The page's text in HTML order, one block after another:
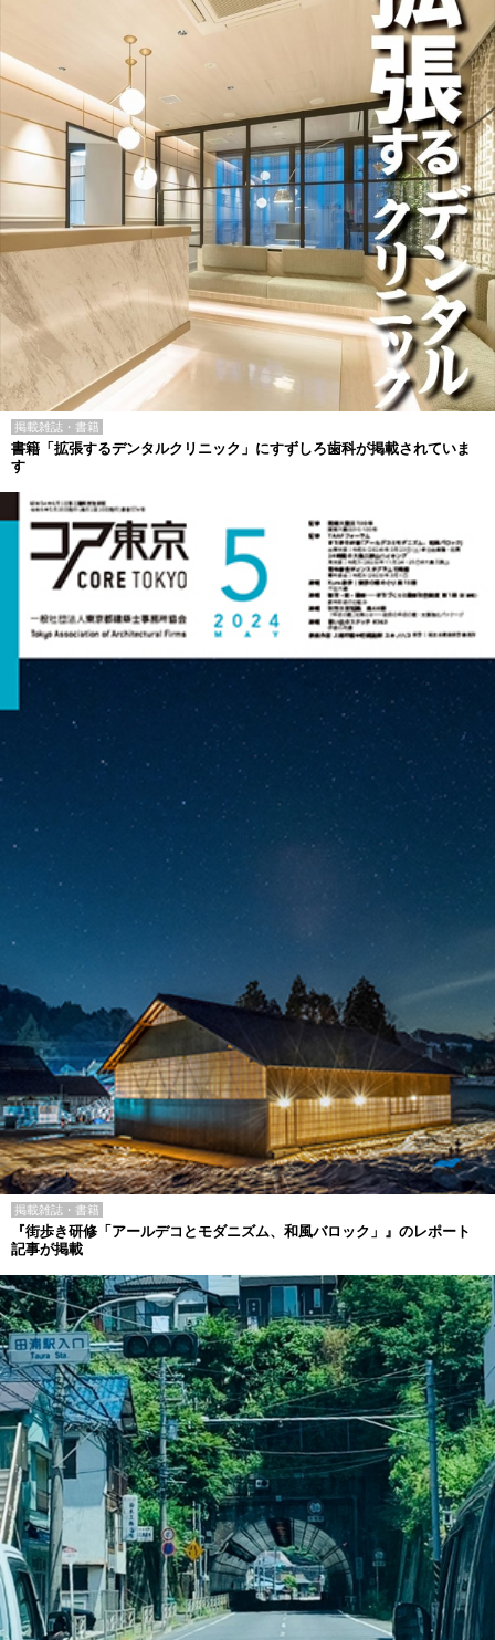
掲載雑誌・書籍
書籍「拡張するデンタルクリニック」にすずしろ歯科が掲載されていま
す
掲載雑誌・書籍
『街歩き研修「アールデコとモダニズム、和風バロック」』のレポート
記事が掲載